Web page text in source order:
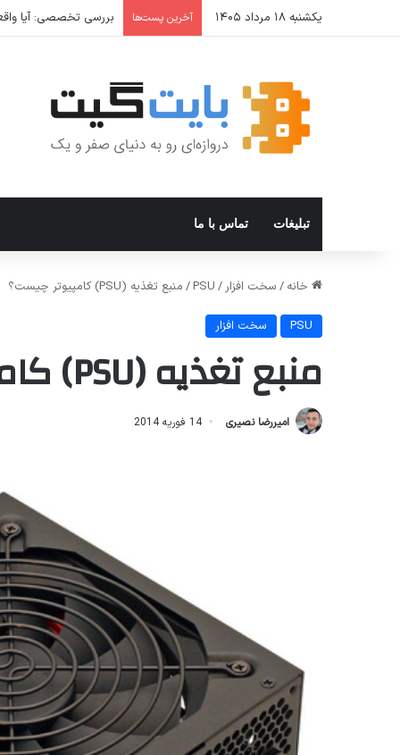
یکشنبه ۱۸ مرداد ۱۴۰۵ آخرین پست‌ها بررسی تخصصی: آیا
تبلیغات تماس با ما
خانه / سخت افزار /
PSU
/ منبع تغذیه (PSU) کامپیوتر چیست؟
PSU سخت افزار
منبع تغذیه (PSU) کامپیوتر چیست؟
امیررضا نصیری 14 فوریه 2014